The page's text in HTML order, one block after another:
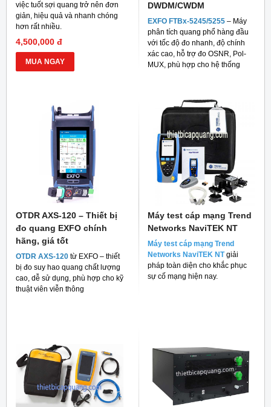
việc tuốt sợi quang trở nên đơn
giản, hiệu quả và nhanh chóng
hơn rất nhiều.
4,500,000 đ
MUA NGAY
DWDM/CWDM
EXFO FTBx-5245/5255 – Máy
phân tích quang phổ hàng đầu
với tốc độ đo nhanh, độ chính
xác cao, hỗ trợ đo OSNR, Pol-
MUX, phù hợp cho hệ thống
OTDR AXS-120 – Thiết bị
đo quang EXFO chính
hãng, giá tốt
OTDR AXS-120 từ EXFO – thiết
bị đo suy hao quang chất lượng
cao, dễ sử dụng, phù hợp cho kỹ
thuật viên viễn thông
Máy test cáp mạng Trend
Networks NaviTEK NT
Máy test cáp mạng Trend
Networks NaviTEK NT giải
pháp toàn diện cho khắc phục
sự cố mạng hiện nay.